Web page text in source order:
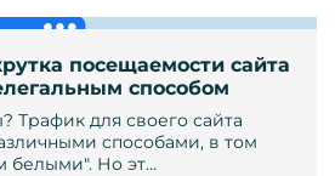
посещаемости сайта
способом
Трафик для своего сайта
способами, в том
белыми". Но эт…